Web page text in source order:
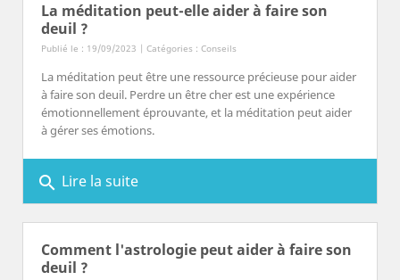
La méditation peut-elle aider à faire son
deuil ?
Publié le : 19/09/2023 | Catégories : Conseils
La méditation peut être une ressource précieuse pour aider
à faire son deuil. Perdre un être cher est une expérience
émotionnellement éprouvante, et la méditation peut aider
à gérer ses émotions.
search Lire la suite
Comment l'astrologie peut aider à faire son
deuil ?